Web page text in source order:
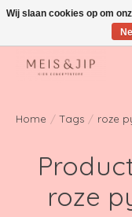
Gratis verzending in NL
Home / Tags / roze
roze
Wij slaan cookies op om